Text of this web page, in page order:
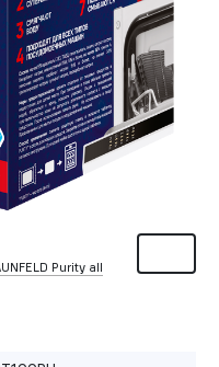
Purity all